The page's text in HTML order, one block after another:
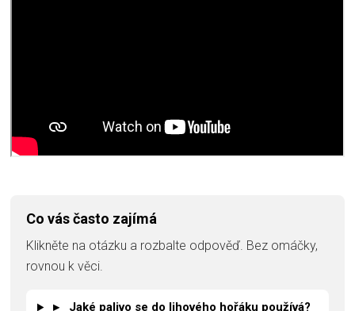
Co vás často zajímá
Klikněte na otázku a rozbalte odpověď. Bez omáčky,
rovnou k věci.
▸ Jaké palivo se do lihového hořáku používá?